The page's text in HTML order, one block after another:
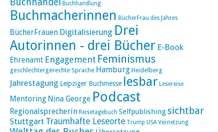
Buchhandlung
Buchmacherinnen BücherFrau des Jahres
BücherFrauen Digitalisierung Drei
Autorinnen - drei Bücher E-Book
Ehrenamt Engagement Feminismus
geschlechtergerechte Sprache Hamburg Heidelberg
Jahrestagung Leipziger Buchmesse lesbar Lesereise
Mentoring Nina George Podcast
Regionalsprecherin Reisetagebuch Selfpublishing sichtbar
Stuttgart Traumhafte Leseorte Trump USA Vernetzung